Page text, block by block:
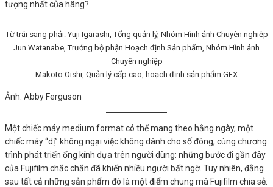
Từ trái sang phải: Yuji Igarashi, Tổng quản lý, Nhóm Hình ảnh Chuyên nghiệp
Jun Watanabe, Trưởng bộ phận Hoạch định Sản phẩm, Nhóm Hình ảnh
Chuyên nghiệp
Makoto Oishi, Quản lý cấp cao, hoạch định sản phẩm GFX
Ảnh: Abby Ferguson
Một chiếc máy medium format có thể mang theo hằng ngày, một
chiếc máy “dị” không ngại việc không dành cho số đông, cùng chương
trình phát triển ống kính dựa trên người dùng: những bước đi gần đây
của Fujifilm chắc chắn đã khiến nhiều người bất ngờ. Tuy nhiên, đằng
sau tất cả những sản phẩm đó là một điểm chung mà Fujifilm chia sẻ: